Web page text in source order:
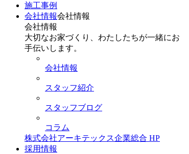
施工事例
会社情報会社情報
会社情報
大切なお家づくり、わたしたちが一緒にお
手伝いします。
会社情報
スタッフ紹介
スタッフブログ
コラム
株式会社アーキテックス企業総合 HP
採用情報